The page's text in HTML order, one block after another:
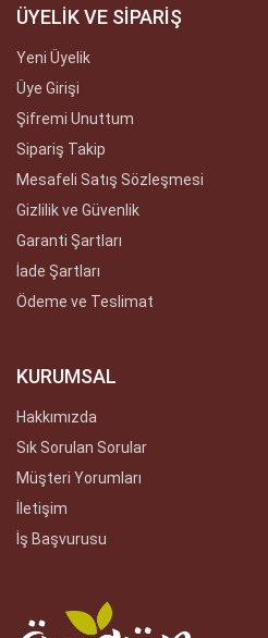
ÜYELİK VE SİPARİŞ
Yeni Üyelik
Üye Girişi
Şifremi Unuttum
Sipariş Takip
Mesafeli Satış Sözleşmesi
Gizlilik ve Güvenlik
Garanti Şartları
İade Şartları
Ödeme ve Teslimat
KURUMSAL
Hakkımızda
Sık Sorulan Sorular
Müşteri Yorumları
İletişim
İş Başvurusu